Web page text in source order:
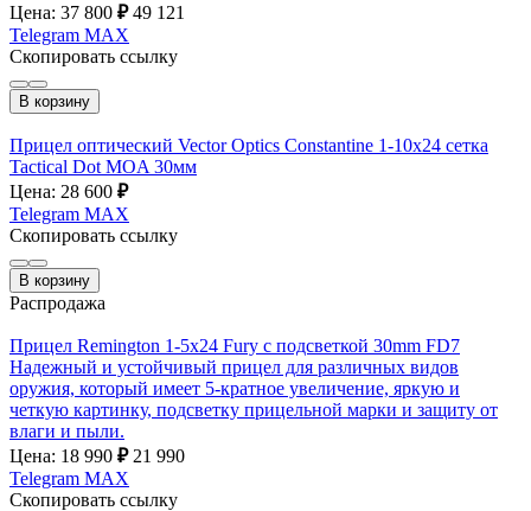
Цена: 37 800 ₽ 49 121
Telegram MAX
Скопировать ссылку
В корзину
Прицел оптический Vector Optics Constantine 1-10x24 сетка
Tactical Dot MOA 30мм
Цена: 28 600 ₽
Telegram MAX
Скопировать ссылку
В корзину
Распродажа
Прицел Remington 1-5x24 Fury с подсветкой 30mm FD7
Надежный и устойчивый прицел для различных видов
оружия, который имеет 5-кратное увеличение, яркую и
четкую картинку, подсветку прицельной марки и защиту от
влаги и пыли.
Цена: 18 990 ₽ 21 990
Telegram MAX
Скопировать ссылку